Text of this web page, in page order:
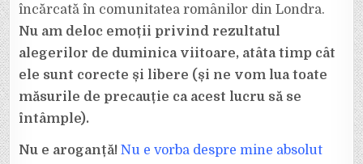
CEI
CARE
EDUCAȚI,
CIVILIZAȚI,
DAR
EXACT
CONTRARIUL!”.
CE
ADVERSARII
încărcată în comunitatea românilor din Londra.
Nu am deloc emoții privind rezultatul
alegerilor de duminica viitoare, atâta timp cât
ele sunt corecte și libere (și ne vom lua toate
măsurile de precauție ca acest lucru să se
întâmple).
Nu e aroganță! Nu e vorba despre mine absolut